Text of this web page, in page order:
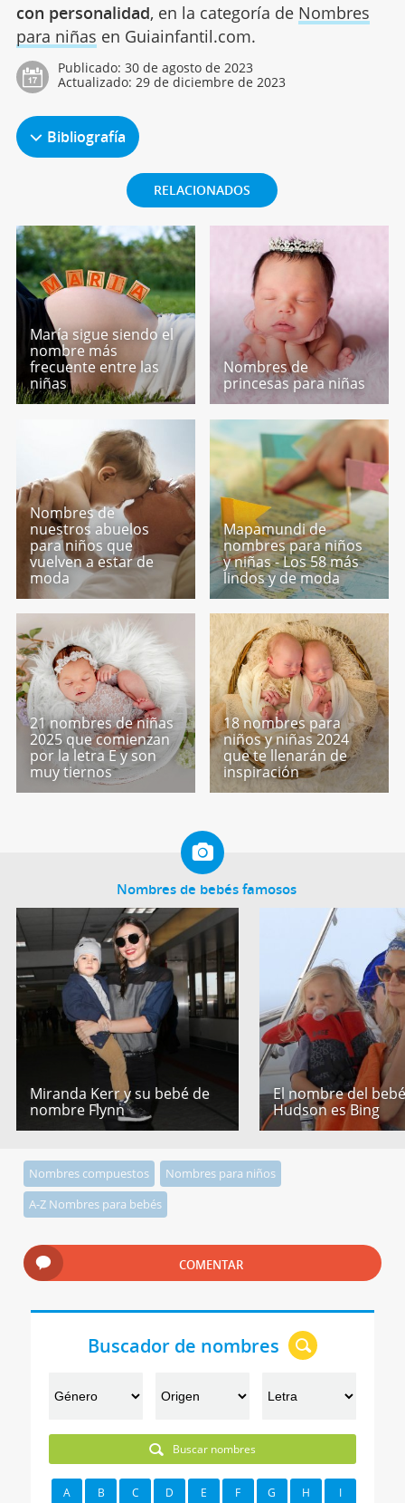
con personalidad, en la categoría de Nombres
para niñas en Guiainfantil.com.
Publicado: 30 de agosto de 2023
Actualizado: 29 de diciembre de 2023
Bibliografía
RELACIONADOS
María sigue siendo el
nombre más
frecuente entre las
niñas
Nombres de
princesas para niñas
Nombres de
nuestros abuelos
para niños que
vuelven a estar de
moda
Mapamundi de
nombres para niños
y niñas - Los 58 más
lindos y de moda
21 nombres de niñas
2025 que comienzan
por la letra E y son
muy tiernos
18 nombres para
niños y niñas 2024
que te llenarán de
inspiración
Nombres de bebés famosos
Miranda Kerr y su bebé de
nombre Flynn
El nombre del
Hudson es Bing
Nombres compuestos
Nombres para niños
A-Z Nombres para bebés
COMENTAR
Buscador de nombres
Buscar nombres
A B C D E F G H I